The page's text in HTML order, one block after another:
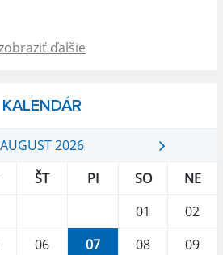
ďalšie
KALENDÁR
AUGUST 2026
ŠT PI SO
NE
01
02
06 07 08
09